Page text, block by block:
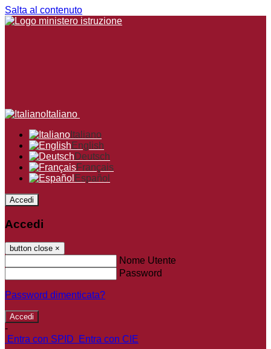
Salta al contenuto
Italiano
Italiano
English
Deutsch
Français
Español
Accedi
Accedi
button close ×
Nome Utente
Password
Password dimenticata?
-
Entra con SPID
Entra con CIE